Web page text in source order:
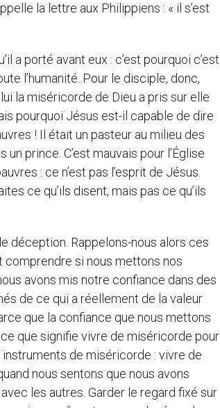
la lettre aux Philippiens : « il s’est
a porté avant eux : c’est pourquoi c’est
l’humanité. Pour le disciple, donc,
la miséricorde de Dieu a pris sur elle
pourquoi Jésus est-il capable de dire
! Il était un pasteur au milieu des
prince. C’est mauvais pour l’Église
: ce n’est pas l’esprit de Jésus.
ce qu’ils disent, mais pas ce qu’ils
déception. Rappelons-nous alors ces
comprendre si nous mettons nos
avons mis notre confiance dans des
de ce qui a réellement de la valeur
que la confiance que nous mettons
que signifie vivre de miséricorde pour
de miséricorde : vivre de
nous sentons que nous avons
les autres. Garder le regard fixé sur